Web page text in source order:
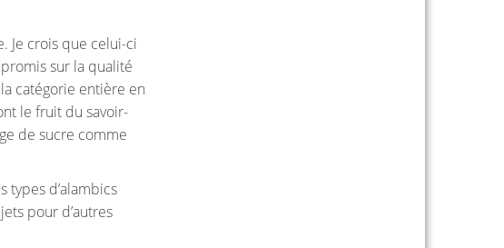
Je crois que celui-ci
sur la qualité
catégorie entière en
le fruit du savoir-
de sucre comme
types d’alambics
pour d’autres